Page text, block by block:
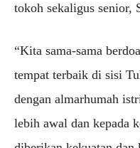
tokoh sekaligus senior,
“Kita sama-sama
tempat terbaik di sisi
dengan almarhumah
lebih awal dan kepada